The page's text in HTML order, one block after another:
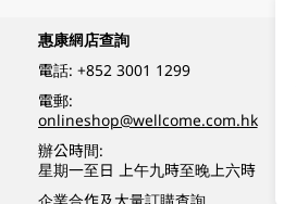
惠康網店查詢
電話: +852 3001 1299
電郵:
onlineshop@wellcome.com.hk
辦公時間:
星期一至日 上午九時至晚上六時